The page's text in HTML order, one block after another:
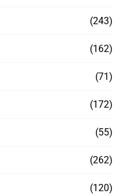
(243)
(162)
(71)
(172)
(55)
(262)
(120)